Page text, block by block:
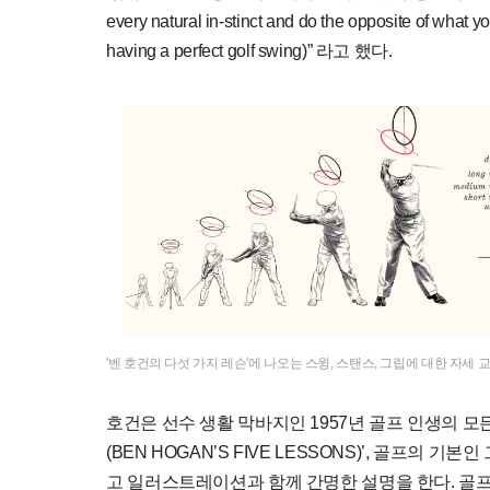
every natural in-stinct and do the opposite of what
having a perfect golf swing)” 라고 했다.
'벤 호건의 다섯 가지 레슨'에 나오는 스윙, 스탠스, 그립에 대한 자세
호건은 선수 생활 막바지인 1957년 골프 인생의 모
(BEN HOGAN’S FIVE LESSONS)’, 골프의 기본
고 일러스트레이션과 함께 간명한 설명을 한다. 골